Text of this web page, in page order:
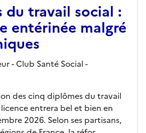
du travail social :
entérinée malgré
- Club Santé Social -
des cinq diplômes du travail
entrera bel et bien en
2026. Selon ses partisans,